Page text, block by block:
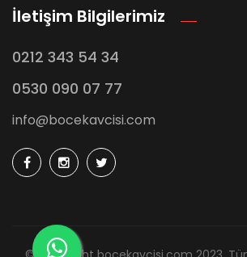
İletişim Bilgilerimiz
0212 343 54 34
0530 090 07 77
info@bocekavcisi.com